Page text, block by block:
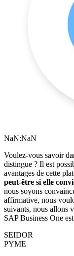
NaN:NaN
Voulez-vous savoir
distingue ? Il est
avantages de cette
peut-être si elle
nous soyons
affirmative, nous
suivants, nous allons
SAP Business One
SEIDOR
PYME